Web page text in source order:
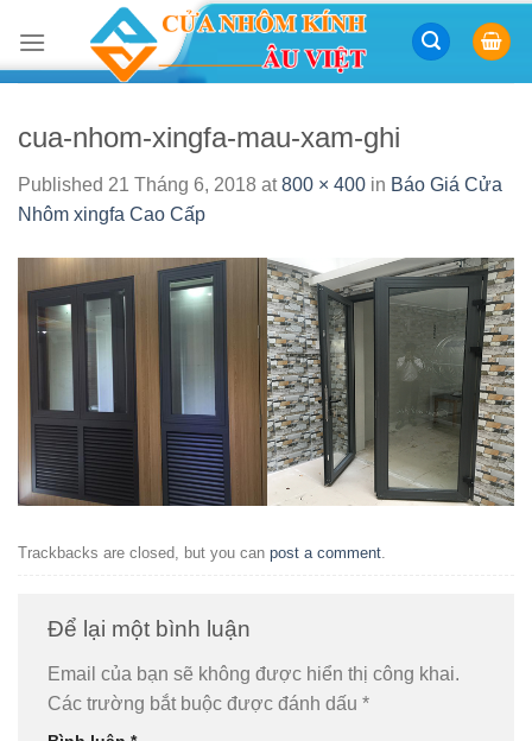
content
cua-nhom-xingfa-mau-xam-ghi
Published 21 Tháng 6, 2018 at800 × 400 in Báo Giá Cửa
Nhôm xingfa Cao Cấp
Trackbacks are closed, but you can post a comment.
Để lại một bình luận
Email của bạn sẽ không được hiển thị công khai.
Các trường bắt buộc được đánh dấu *